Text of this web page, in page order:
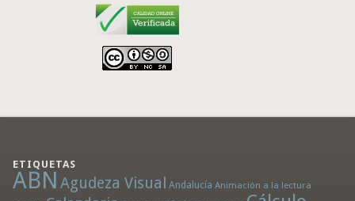
ETIQUETAS
ABN Agudeza Visual Andalucía Animación a la lectura